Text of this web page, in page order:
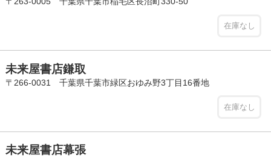
在庫なし
未来屋書店鎌取
〒266-0031 千葉県千葉市緑区おゆみ野3丁目16番地
在庫なし
未来屋書店幕張